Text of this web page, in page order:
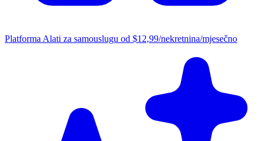
Platforma Alati za samouslugu od $12,99/nekretnina/mjesečno